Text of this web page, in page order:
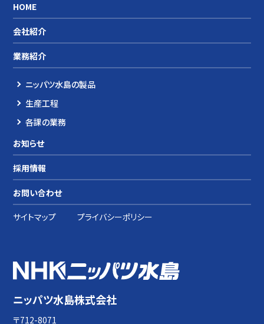
HOME
会社紹介
業務紹介
ニッパツ水島の製品
生産工程
各課の業務
お知らせ
採用情報
お問い合わせ
サイトマップ プライバシーポリシー
ニッパツ水島株式会社
〒712-8071